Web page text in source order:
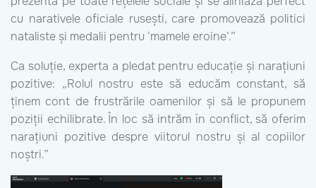
cu narativele oficiale rusești, care promovează politici
nataliste și medalii pentru ‘mamele eroine’.”
Ca soluție, experta a pledat pentru educație și narațiuni
pozitive: „Rolul nostru este să educăm constant, să
ținem cont de frustrările oamenilor și să le propunem
poziții echilibrate. În loc să intrăm în conflict, să oferim
narațiuni pozitive despre viitorul nostru și al copiilor
noștri.”